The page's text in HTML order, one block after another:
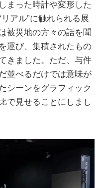
まった時計や変形した
アル”に触れられる展
被災地の方々の話を聞
運び、集積されたもの
きました。ただ、与件
並べるだけでは意味が
シーンをグラフィック
で見せることにしまし